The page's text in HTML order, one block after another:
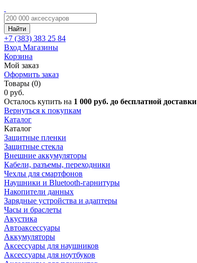
Найти
+7 (383) 383 25 84
Вход Магазины
Корзина
Мой заказ
Оформить заказ
Товары (0)
0 руб.
Осталось купить на 1 000 руб. до бесплатной доставки
Вернуться к покупкам
Каталог
Каталог
Защитные пленки
Защитные стекла
Внешние аккумуляторы
Кабели, разъемы, переходники
Чехлы для смартфонов
Наушники и Bluetooth-гарнитуры
Накопители данных
Зарядные устройства и адаптеры
Часы и браслеты
Акустика
Автоаксессуары
Аккумуляторы
Аксессуары для наушников
Аксессуары для ноутбуков